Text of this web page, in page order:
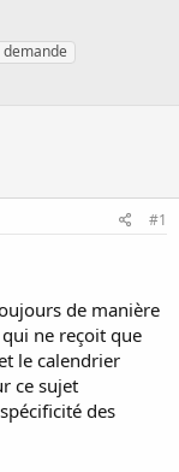
#1
de manière
ne reçoit que
le calendrier
ce sujet
des